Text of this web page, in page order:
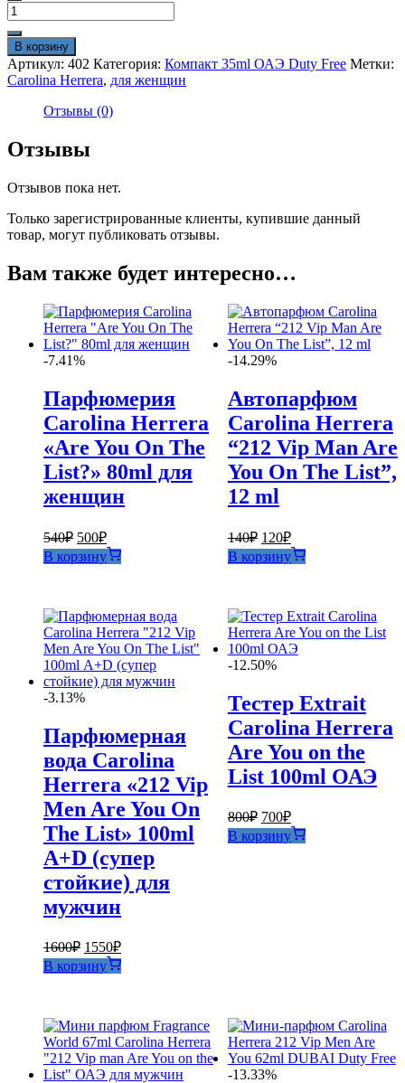
Количество
товара
Мини-
парфюм
35ml
212
You
on
List
free
В корзину
Артикул: 402 Категория: Компакт 35ml ОАЭ Duty Free Метки:
Carolina Herrera, для женщин
Отзывы (0)
Отзывы
Отзывов пока нет.
Только зарегистрированные клиенты, купившие данный
товар, могут публиковать отзывы.
Вам также будет интересно…
-7.41%
Парфюмерия
Carolina Herrera
«Are You On The
List?» 80ml для
женщин
540₽ Первоначальная
цена
составляла
500₽Текущая
цена:
500₽.
В корзину
-14.29%
Автопарфюм
Carolina Herrera
“212 Vip Man Are
You On The List”,
12 ml
140₽ Первоначальная
цена
составляла
120₽Текущая
цена:
120₽.
В корзину
-3.13%
Парфюмерная
вода Carolina
Herrera «212 Vip
Men Are You On
The List» 100ml
А+D (супер
стойкие) для
мужчин
1600₽ Первоначальная
цена
составляла
1550₽Текущая
цена:
В корзину
-12.50%
Тестер Extrait
Carolina Herrera
Are You on the
List 100ml ОАЭ
800₽ Первоначальная
цена
составляла
700₽Текущая
цена:
В корзину
-13.33%